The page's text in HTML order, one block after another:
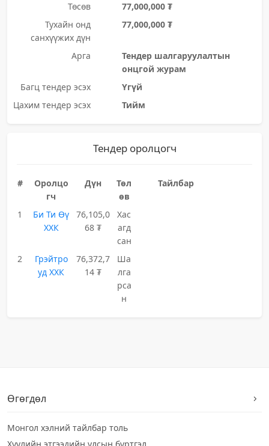
Төсөв
77,000,000 ₮
Тухайн онд
санхүүжих дүн
77,000,000 ₮
Арга
Тендер шалгаруулалтын
онцгой журам
Багц тендер эсэх
Үгүй
Цахим тендер эсэх
Тийм
Тендер оролцогч
#
Оролцо
гч
Дүн
Төл
өв
Тайлбар
1
Би Ти Өү
ХХК
76,105,0
68 ₮
Хас
агд
сан
2
Грэйтро
уд ХХК
76,372,7
14 ₮
Ша
лга
рса
н
Өгөгдөл
Монгол хэлний тайлбар толь